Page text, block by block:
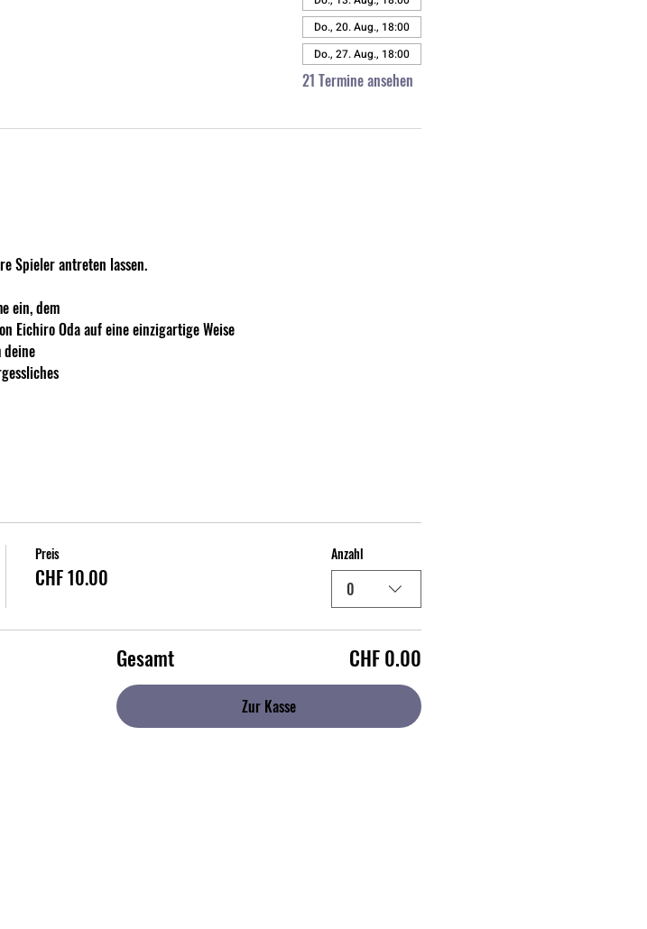
Do., 20. Aug., 18:00
Do., 27. Aug., 18:00
21 Termine ansehen
Spieler antreten lassen.
ein, dem
Eichiro Oda auf eine einzigartige Weise
Preis
CHF 10.00
Anzahl
0
Gesamt CHF 0.00
Zur Kasse